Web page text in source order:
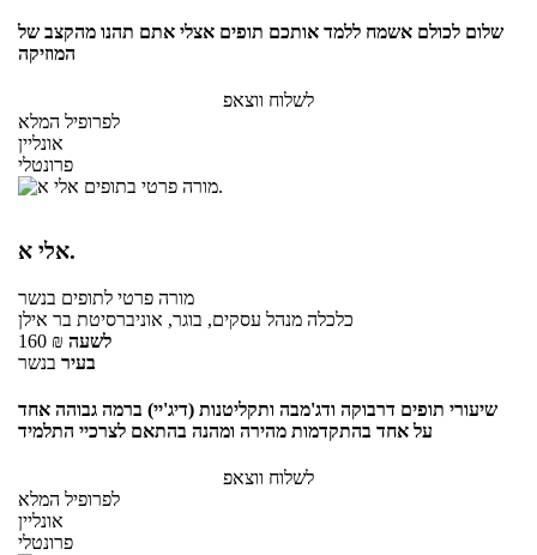
שלום לכולם אשמח ללמד אותכם תופים אצלי אתם תהנו מהקצב של
המוזיקה
לשלוח ווצאפ
לפרופיל המלא
אונליין
פרונטלי
אלי א.
מורה פרטי לתופים בנשר
כלכלה מנהל עסקים, בוגר, אוניברסיטת בר אילן
160 ₪ לשעה
בעיר בנשר
שיעורי תופים דרבוקה ודג'מבה ותקליטנות (דיג'יי) ברמה גבוהה אחד
על אחד בהתקדמות מהירה ומהנה בהתאם לצרכיי התלמיד
לשלוח ווצאפ
לפרופיל המלא
אונליין
פרונטלי